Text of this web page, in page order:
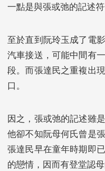
一點是與張或弛的記述符
至於直到阮玲玉成了電
汽車接送，可能中間有
段。而張達民之重複出
口。
因之，張或弛的記述雖
他卻不知阮母何氏曾是
張達民早在童年時期即
的戀情，因而有登堂認